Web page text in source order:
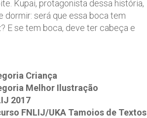
Kupai, protagonista dessa história,
dormir: será que essa boca tem
E se tem boca, deve ter cabeça e
Criança
Melhor Ilustração
2017
FNLIJ/UKA Tamoios de Textos